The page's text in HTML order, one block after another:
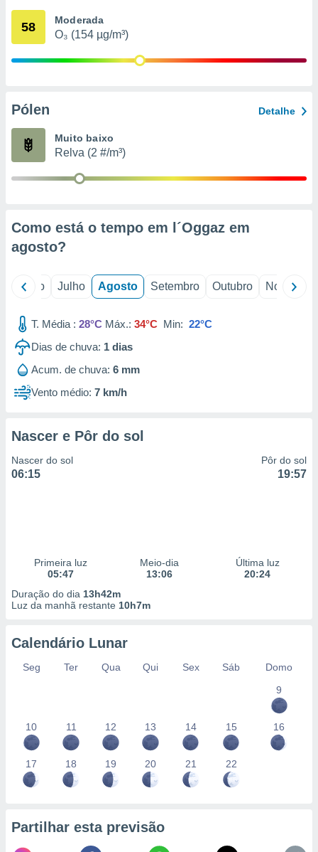
através
estudos
1199
58 Moderada
O₃ (154 µg/m³)
Pólen Detalhe
Muito baixo
Relva (2 #/m³)
Como está o tempo em l´Oggaz em
agosto?
Junho Julho Agosto Setembro Outubro Novembro
T. Média : 28°C Máx.: 34°C Min: 22°C
Dias de chuva: 1 dias
Acum. de chuva: 6 mm
Vento médio: 7 km/h
Nascer e Pôr do sol
Nascer do sol
06:15
Pôr do sol
19:57
Primeira luz
05:47
Meio-dia
13:06
Última luz
20:24
Duração do dia 13h42m
Luz da manhã restante 10h7m
Calendário Lunar
Seg Ter Qua Qui Sex Sáb
Domo
9
10 11 12 13 14 15 16
17 18 19 20 21 22
Partilhar esta previsão